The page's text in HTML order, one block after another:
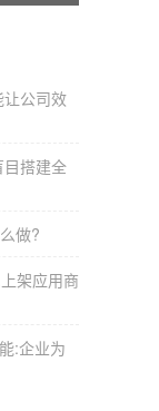
公司效
搭建全
做?
架应用商
:企业为